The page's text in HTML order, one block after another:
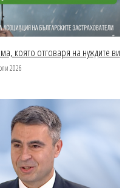
която отговаря на нуждите ви
2026